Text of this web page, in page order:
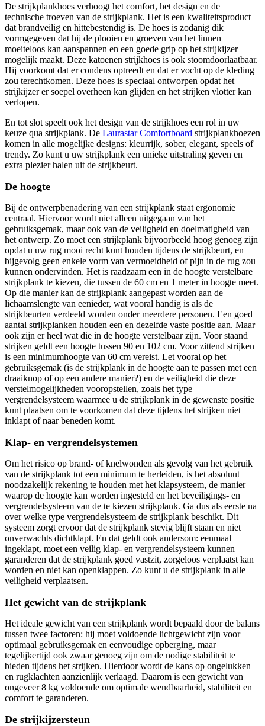
De strijkplankhoes verhoogt het comfort, het design en de
technische troeven van de strijkplank. Het is een kwaliteitsproduct
dat brandveilig en hittebestendig is. De hoes is zodanig dik
vormgegeven dat hij de plooien en groeven van het linnen
moeiteloos kan aanspannen en een goede grip op het strijkijzer
mogelijk maakt. Deze katoenen strijkhoes is ook stoomdoorlaatbaar.
Hij voorkomt dat er condens optreedt en dat er vocht op de kleding
zou terechtkomen. Deze hoes is speciaal ontworpen opdat het
strijkijzer er soepel overheen kan glijden en het strijken vlotter kan
verlopen.
En tot slot speelt ook het design van de strijkhoes een rol in uw
keuze qua strijkplank. De Laurastar Comfortboard strijkplankhoezen
komen in alle mogelijke designs: kleurrijk, sober, elegant, speels of
trendy. Zo kunt u uw strijkplank een unieke uitstraling geven en
extra plezier halen uit de strijkbeurt.
De hoogte
Bij de ontwerpbenadering van een strijkplank staat ergonomie
centraal. Hiervoor wordt niet alleen uitgegaan van het
gebruiksgemak, maar ook van de veiligheid en doelmatigheid van
het ontwerp. Zo moet een strijkplank bijvoorbeeld hoog genoeg zijn
opdat u uw rug mooi recht kunt houden tijdens de strijkbeurt, en
bijgevolg geen enkele vorm van vermoeidheid of pijn in de rug zou
kunnen ondervinden. Het is raadzaam een in de hoogte verstelbare
strijkplank te kiezen, die tussen de 60 cm en 1 meter in hoogte meet.
Op die manier kan de strijkplank aangepast worden aan de
lichaamslengte van eenieder, wat vooral handig is als de
strijkbeurten verdeeld worden onder meerdere personen. Een goed
aantal strijkplanken houden een en dezelfde vaste positie aan. Maar
ook zijn er heel wat die in de hoogte verstelbaar zijn. Voor staand
strijken geldt een hoogte tussen 90 en 102 cm. Voor zittend strijken
is een minimumhoogte van 60 cm vereist. Let vooral op het
gebruiksgemak (is de strijkplank in de hoogte aan te passen met een
draaiknop of op een andere manier?) en de veiligheid die deze
verstelmogelijkheden vooropstellen, zoals het type
vergrendelsysteem waarmee u de strijkplank in de gewenste positie
kunt plaatsen om te voorkomen dat deze tijdens het strijken niet
inklapt of naar beneden komt.
Klap- en vergrendelsystemen
Om het risico op brand- of knelwonden als gevolg van het gebruik
van de strijkplank tot een minimum te herleiden, is het absoluut
noodzakelijk rekening te houden met het klapsysteem, de manier
waarop de hoogte kan worden ingesteld en het beveiligings- en
vergrendelsysteem van de te kiezen strijkplank. Ga dus als eerste na
over welke type vergrendelsysteem de strijkplank beschikt. Dit
systeem zorgt ervoor dat de strijkplank stevig blijft staan en niet
onverwachts dichtklapt. En dat geldt ook andersom: eenmaal
ingeklapt, moet een veilig klap- en vergrendelsysteem kunnen
garanderen dat de strijkplank goed vastzit, zorgeloos verplaatst kan
worden en niet kan openklappen. Zo kunt u de strijkplank in alle
veiligheid verplaatsen.
Het gewicht van de strijkplank
Het ideale gewicht van een strijkplank wordt bepaald door de balans
tussen twee factoren: hij moet voldoende lichtgewicht zijn voor
optimaal gebruiksgemak en eenvoudige opberging, maar
tegelijkertijd ook zwaar genoeg zijn om de nodige stabiliteit te
bieden tijdens het strijken. Hierdoor wordt de kans op ongelukken
en rugklachten aanzienlijk verlaagd. Daarom is een gewicht van
ongeveer 8 kg voldoende om optimale wendbaarheid, stabiliteit en
comfort te garanderen.
De strijkijzersteun